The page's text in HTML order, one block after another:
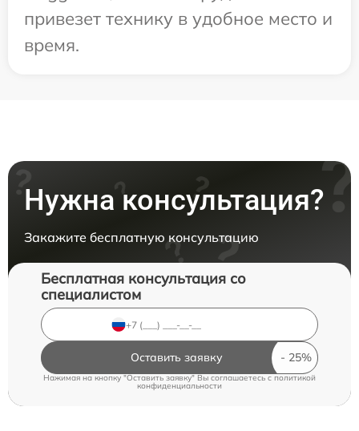
привезет технику в удобное место и
время.
Нужна консультация?
Закажите бесплатную консультацию
Бесплатная консультация со
специалистом
Оставить заявку
Нажимая на кнопку "Оставить заявку" Вы соглашаетесь c политикой
конфиденциальности